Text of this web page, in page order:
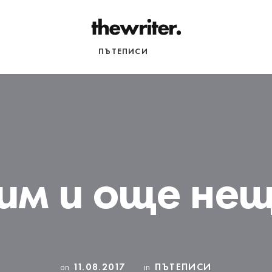
ПЪТЕПИСИ
и още
on 11.08.2017 in ПЪТЕПИСИ